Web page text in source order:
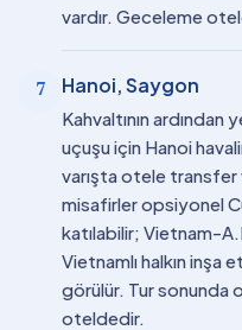
vardır. Geceleme
7 Hanoi, Saygon
Kahvaltının
uçuşu için Hanoi
varışta otele transfer
misafirler opsiyonel
katılabilir; Vietnam-
Vietnamlı halkın
görülür. Tur sonunda
oteldedir.